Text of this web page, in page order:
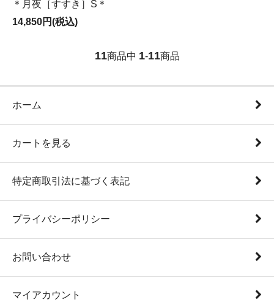
＊月夜［すすき］S＊
14,850円(税込)
11商品中 1-11商品
ホーム
カートを見る
特定商取引法に基づく表記
プライバシーポリシー
お問い合わせ
マイアカウント